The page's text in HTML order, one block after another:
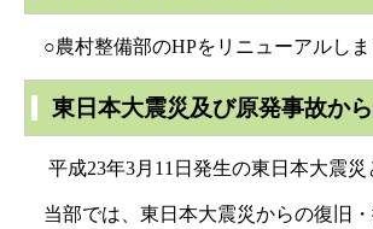
○農村整備部のHPをリニューアルしま
東日本大震災及び原発事故か
平成23年3月11日発生の東日本大震災
当部では、東日本大震災からの復旧